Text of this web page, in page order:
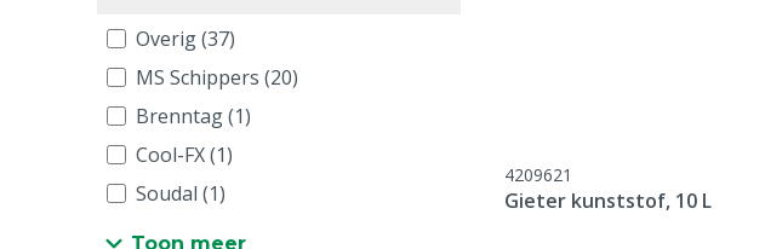
Overig (37)
MS Schippers (20)
Brenntag (1)
Cool-FX (1)
Soudal (1)
Toon meer
4209621
Gieter kunststof, 10 L